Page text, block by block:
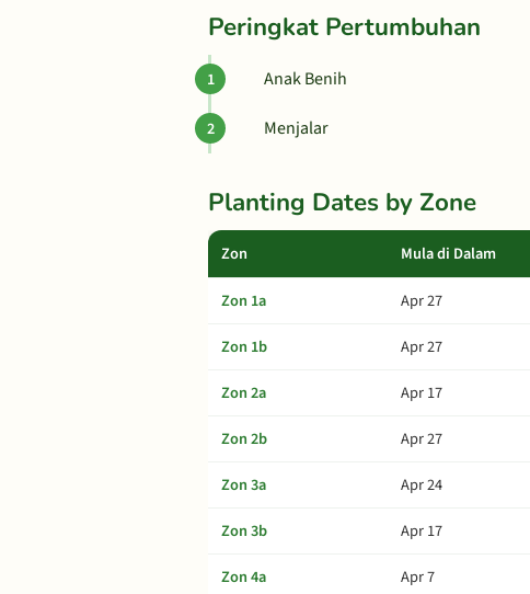
Peringkat Pertumbuhan
Anak Benih
Menjalar
Planting Dates by Zone
Zon Mula di Dalam
Zon 1a Apr 27
Zon 1b
Apr 27
Zon 2a
Apr 17
Zon 2b
Apr 27
Zon 3a
Apr 24
Zon 3b
Apr 17
Zon 4a
Apr 7